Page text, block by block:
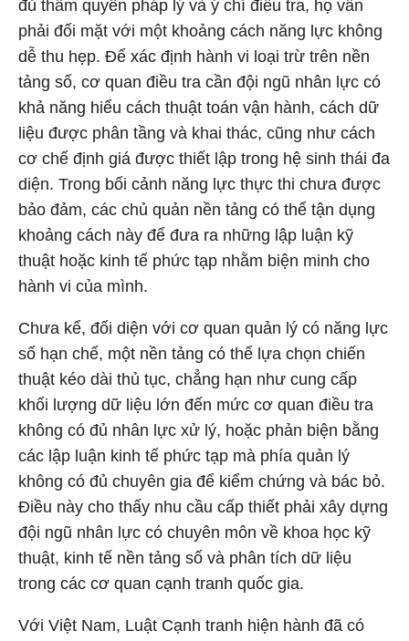
đủ thẩm quyền pháp lý và ý chí điều tra, họ vẫn
phải đối mặt với một khoảng cách năng lực không
dễ thu hẹp. Để xác định hành vi loại trừ trên nền
tảng số, cơ quan điều tra cần đội ngũ nhân lực có
khả năng hiểu cách thuật toán vận hành, cách dữ
liệu được phân tầng và khai thác, cũng như cách
cơ chế định giá được thiết lập trong hệ sinh thái đa
diện. Trong bối cảnh năng lực thực thi chưa được
bảo đảm, các chủ quản nền tảng có thể tận dụng
khoảng cách này để đưa ra những lập luận kỹ
thuật hoặc kinh tế phức tạp nhằm biện minh cho
hành vi của mình.
Chưa kể, đối diện với cơ quan quản lý có năng lực
số hạn chế, một nền tảng có thể lựa chọn chiến
thuật kéo dài thủ tục, chẳng hạn như cung cấp
khối lượng dữ liệu lớn đến mức cơ quan điều tra
không có đủ nhân lực xử lý, hoặc phản biện bằng
các lập luận kinh tế phức tạp mà phía quản lý
không có đủ chuyên gia để kiểm chứng và bác bỏ.
Điều này cho thấy nhu cầu cấp thiết phải xây dựng
đội ngũ nhân lực có chuyên môn về khoa học kỹ
thuật, kinh tế nền tảng số và phân tích dữ liệu
trong các cơ quan cạnh tranh quốc gia.
Với Việt Nam, Luật Cạnh tranh hiện hành đã có